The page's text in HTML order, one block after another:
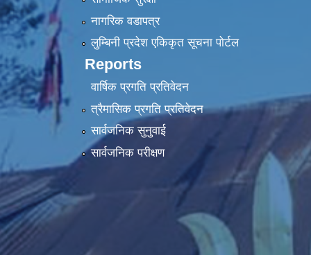
नागरिक वडापत्र
लुम्बिनी प्रदेश एकिकृत सूचना पाेर्टल
Reports
वार्षिक प्रगति प्रतिवेदन
त्रैमासिक प्रगति प्रतिवेदन
सार्वजनिक सुनुवाई
सार्वजनिक परीक्षण